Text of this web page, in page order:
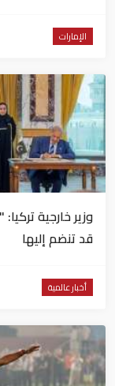
الإمارات
وزير خارجية
قد تنضم إليها
أخبار عالمية